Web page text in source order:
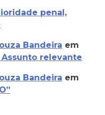
penal,
Bandeira em
relevante
Bandeira em